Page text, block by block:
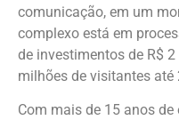
comunicação, em um
complexo está em
de investimentos de R$
milhões de visitantes até
Com mais de 15 anos de